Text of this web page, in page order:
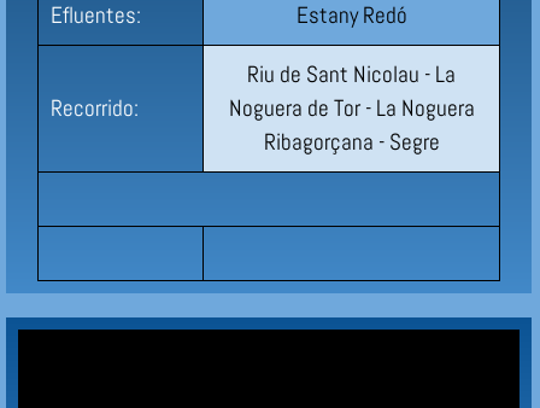
Efluentes: Estany Redó
Recorrido:
Riu de Sant Nicolau - La
Noguera de Tor - La Noguera
Ribagorçana - Segre